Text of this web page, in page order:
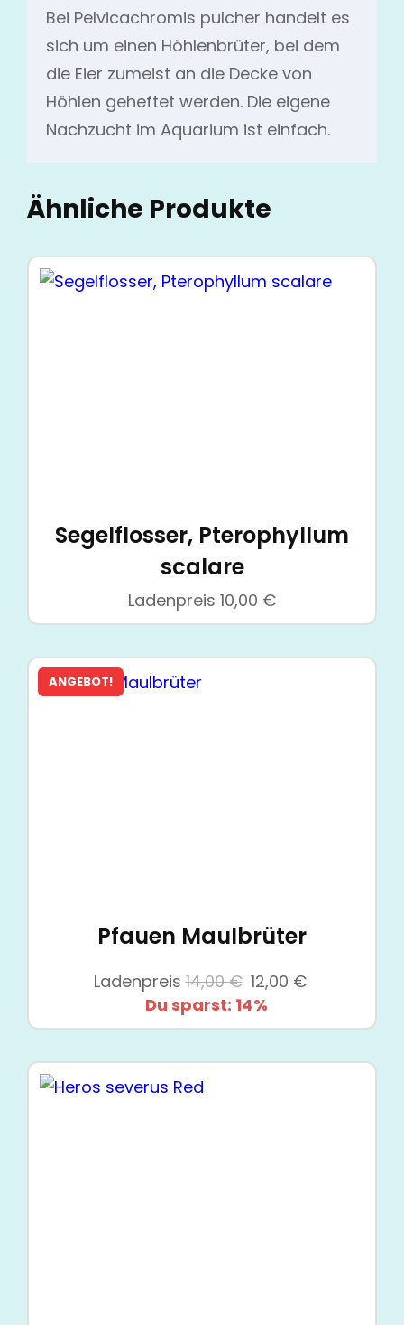
Bei Pelvicachromis pulcher handelt es
sich um einen Höhlenbrüter, bei dem
die Eier zumeist an die Decke von
Höhlen geheftet werden. Die eigene
Nachzucht im Aquarium ist einfach.
Ähnliche Produkte
Segelflosser, Pterophyllum
scalare
Ladenpreis 10,00 €
ANGEBOT!
Pfauen Maulbrüter
Ladenpreis 14,00€ Ursprünglicher
Preis
war:
12,00 €
ist:
Du sparst: 14%